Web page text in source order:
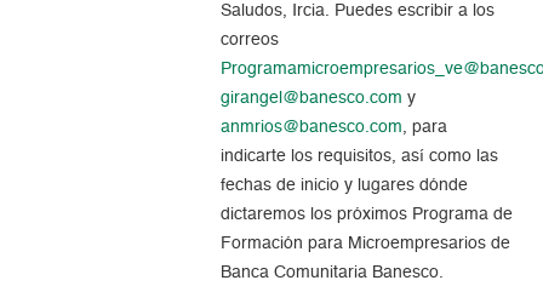
Saludos, Ircia. Puedes escribir a los
correos
girangel@banesco.com y
anmrios@banesco.com , para
indicarte los requisitos, así como las
fechas de inicio y lugares dónde
dictaremos los próximos Programa de
Formación para Microempresarios de
Banca Comunitaria Banesco.